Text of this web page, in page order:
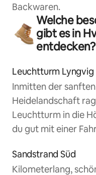
Backwaren.
Welche
gibt es in
entdecken?
Leuchtturm Lyngvig
Inmitten der
Heidelandschaft
Leuchtturm in die
du gut mit einer
Sandstrand Süd
Kilometerlang,